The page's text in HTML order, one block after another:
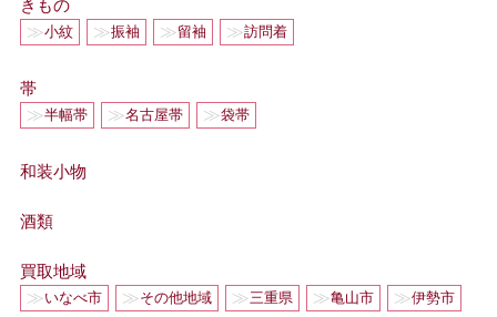
きもの
≫小紋 ≫振袖 ≫留袖 ≫訪問着
帯
≫半幅帯 ≫名古屋帯 ≫袋帯
和装小物
酒類
買取地域
≫いなべ市 ≫その他地域 ≫三重県 ≫亀山市 ≫伊勢市